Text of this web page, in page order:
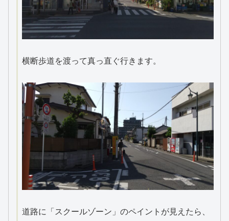
横断歩道を渡って真っ直ぐ行きます。
道路に「スクールゾーン」のペイントが見えたら、